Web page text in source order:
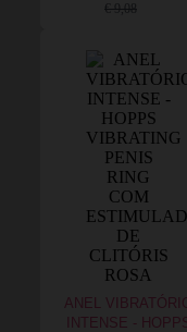
€ 9,08
ANEL
INTENSE -